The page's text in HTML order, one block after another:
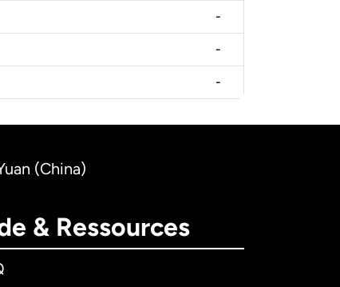
-
-
-
(China)
& Ressources